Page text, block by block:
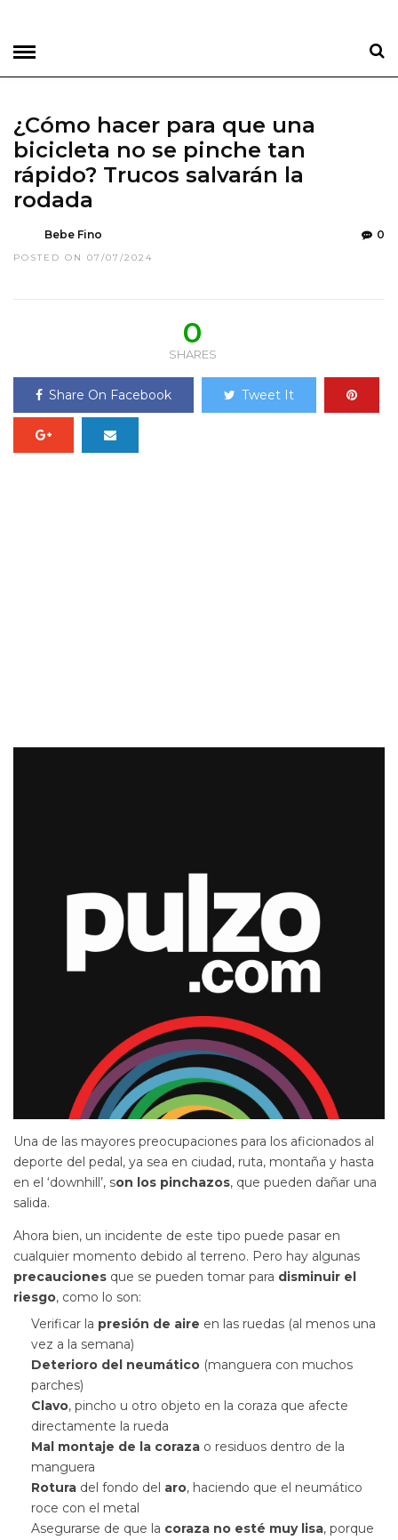
¿Cómo hacer para que una
bicicleta no se pinche tan
rápido? Trucos salvarán la
rodada
Bebe Fino
POSTED ON 07/07/2024
0
0
SHARES
Share On Facebook Tweet It
Una de las mayores preocupaciones para los aficionados al
deporte del pedal, ya sea en ciudad, ruta, montaña y hasta
en el ‘downhill’, son los pinchazos, que pueden dañar una
salida.
Ahora bien, un incidente de este tipo puede pasar en
cualquier momento debido al terreno. Pero hay algunas
precauciones que se pueden tomar para disminuir el
riesgo, como lo son:
Verificar la presión de aire en las ruedas (al menos una
vez a la semana)
Deterioro del neumático (manguera con muchos
parches)
Clavo, pincho u otro objeto en la coraza que afecte
directamente la rueda
Mal montaje de la coraza o residuos dentro de la
manguera
Rotura del fondo del aro, haciendo que el neumático
roce con el metal
Asegurarse de que la coraza no esté muy lisa, porque